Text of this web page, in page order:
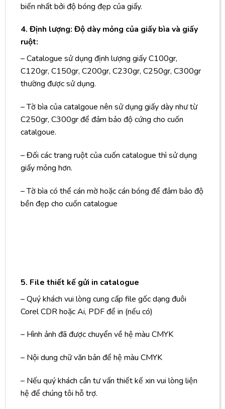
biến nhất bởi độ bóng đẹp của giấy.
4. Định lượng: Độ dày mỏng của giấy bìa và giấy
ruột:
– Catalogue sử dụng định lượng giấy C100gr,
C120gr, C150gr, C200gr, C230gr, C250gr, C300gr
thường được sử dụng.
– Tờ bìa của catalgoue nên sử dụng giấy dày như từ
C250gr, C300gr để đảm bảo độ cứng cho cuốn
catalgoue.
– Đối các trang ruột của cuốn catalogue thì sử dụng
giấy mỏng hơn.
– Tờ bìa có thể cán mờ hoặc cán bóng để đảm bảo độ
bền đẹp cho cuốn catalogue
5. File thiết kế gửi in catalogue
– Quý khách vui lòng cung cấp file gốc dạng đuôi
Corel CDR hoặc Ai, PDF để in (nếu có)
– Hình ảnh đã được chuyển về hệ màu CMYK
– Nội dung chữ văn bản để hệ màu CMYK
– Nếu quý khách cần tư vấn thiết kế xin vui lòng liện
hệ để chúng tôi hỗ trợ.